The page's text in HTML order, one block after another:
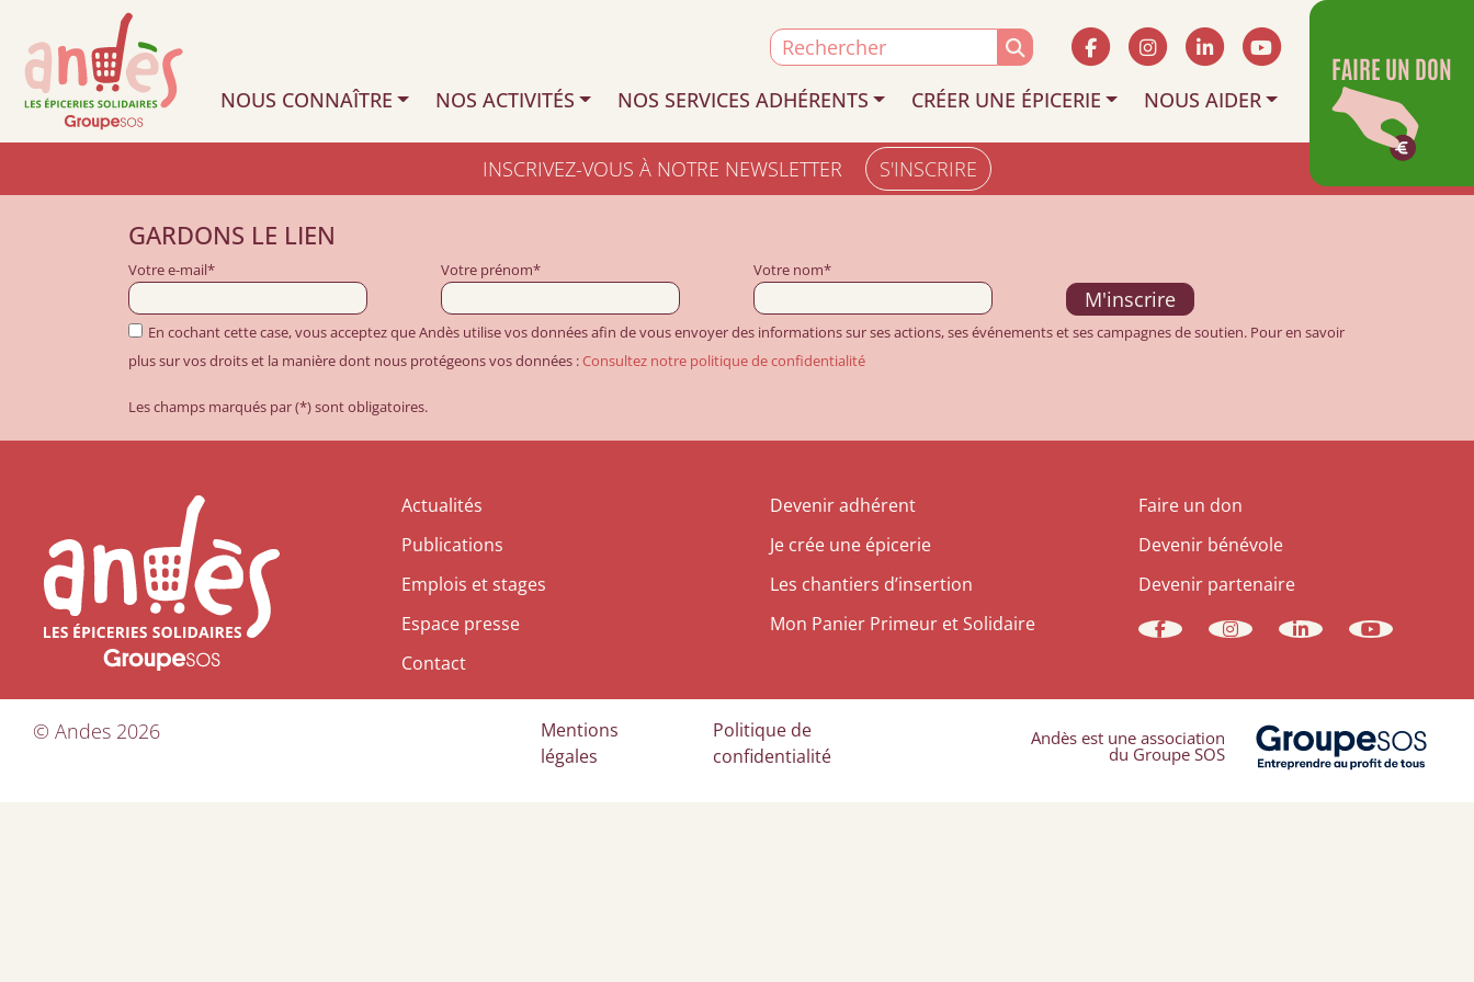
Search
for:
NOUS CONNAÎTRE
NOS ACTIVITÉS NOS SERVICES ADHÉRENTS CRÉER UNE ÉPICERIE NOUS AIDER
INSCRIVEZ-VOUS À NOTRE NEWSLETTER S'INSCRIRE
FAIRE UN DON
GARDONS LE LIEN
Votre e-mail* Votre prénom* Votre nom*
En cochant cette case, vous acceptez que Andès utilise vos données afin de vous envoyer des informations sur ses actions, ses événements et ses campagnes de soutien. Pour en savoir
plus sur vos droits et la manière dont nous protégeons vos données :Consultez notre politique de confidentialité
Les champs marqués par (*) sont obligatoires.
Actualités
Publications
Emplois et stages
Espace presse
Contact
Devenir adhérent
Je crée une épicerie
Les chantiers d’insertion
Mon Panier Primeur et Solidaire
Faire un don
Devenir bénévole
Devenir partenaire
© Andes 2026
Mentions
légales
Politique de
confidentialité
Andès est une association
du Groupe SOS